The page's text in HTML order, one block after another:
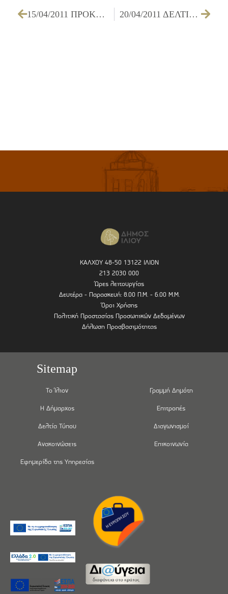
15/04/2011 ΠΡΟΚΗΡΥΞΗ ΠΡΟΣΛΗΨΗΣ ΜΕ ΜΙΣΘΩΣΗ ΕΡΓΟΥ 20/04/2011 ΔΕΛΤΙΟ ΤΥΠΟΥ ΜΕ ΘΕΜΑ ΤΗΝ ΕΚΔΗΛΩΣΗ ΤΟΥ 6ου ΚΑΠΗ ΓΙΑ “ΤΟ ΧΑΜΟΓΕΛΟ ΤΟΥ ΠΑΙΔΙΟΥ”
ΚΑΛΧΟΥ 48-50 13122 ΙΛΙΟΝ
213 2030 000
Ώρες λειτουργίας
Δευτέρα - Παρασκευή: 8.00 Π.Μ. - 6.00 Μ.Μ.
Όροι Χρήσης
Πολιτική Προστασίας Προσωπικών Δεδομένων
Δήλωση Προσβασιμότητας
Sitemap
Το Ίλιον
Η Δήμαρχος
Δελτία Τύπου
Ανακοινώσεις
Εφημερίδα της Υπηρεσίας
Γραμμή Δημότη
Επιτροπές
Διαγωνισμοί
Επικοινωνία